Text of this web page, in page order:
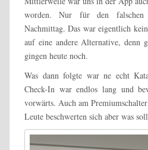
worden. Nur für den
Nachmittag. Das war eigentlich
auf eine andere Alternative, denn
gingen heute noch.
Was dann folgte war ne echt
Check-In war endlos lang und
vorwärts. Auch am
Leute beschwerten sich aber was